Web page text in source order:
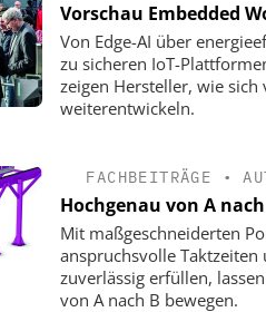
Vorschau Embedded
Von Edge-AI über
zu sicheren IoT-
zeigen Hersteller, wie sich
weiterentwickeln.
FACHBEITRÄGE •
Hochgenau von A
Mit maßgeschneiderten
anspruchsvolle
zuverlässig erfüllen,
von A nach B bewegen.